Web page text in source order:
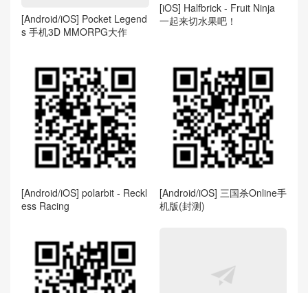
[Android/iOS] Pocket Legend
s 手机3D MMORPG大作
[iOS] Halfbrick - Fruit Ninja
一起来切水果吧！
[Android/iOS] polarbit - Reckl
ess Racing
[Android/iOS] 三国杀Online手
机版(封测)